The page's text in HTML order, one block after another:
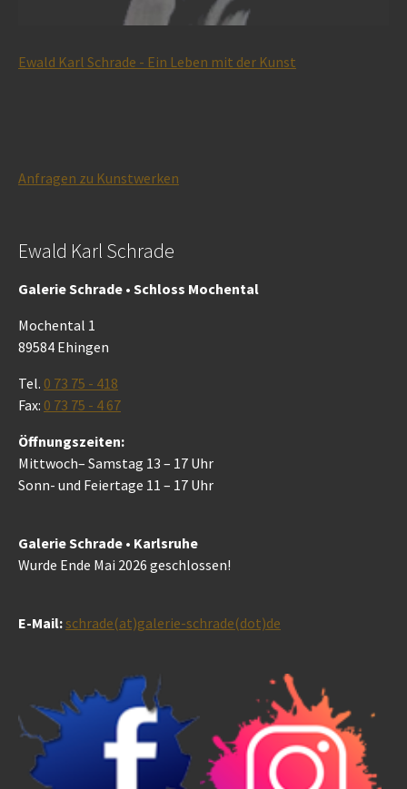
Ewald Karl Schrade - Ein Leben mit der Kunst
Anfragen zu Kunstwerken
Ewald Karl Schrade
Galerie Schrade • Schloss Mochental
Mochental 1
89584 Ehingen
Tel. 0 73 75 - 418
Fax: 0 73 75 - 4 67
Öffnungszeiten:
Mittwoch– Samstag 13 – 17 Uhr
Sonn- und Feiertage 11 – 17 Uhr
Galerie Schrade • Karlsruhe
Wurde Ende Mai 2026 geschlossen!
E-Mail:schrade(at)galerie-schrade(dot)de